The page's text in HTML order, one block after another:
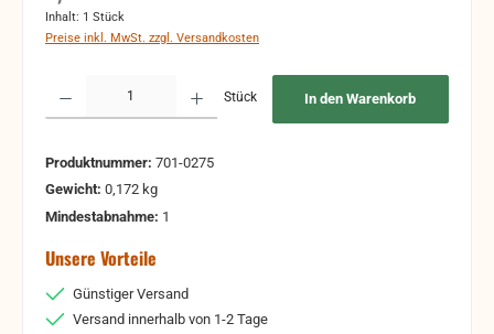
Inhalt: 1 Stück
Preise inkl. MwSt. zzgl. Versandkosten
Stück In den Warenkorb
Produktnummer: 701-0275
Gewicht: 0,172 kg
Mindestabnahme: 1
Unsere Vorteile
Günstiger Versand
Versand innerhalb von 1-2 Tage